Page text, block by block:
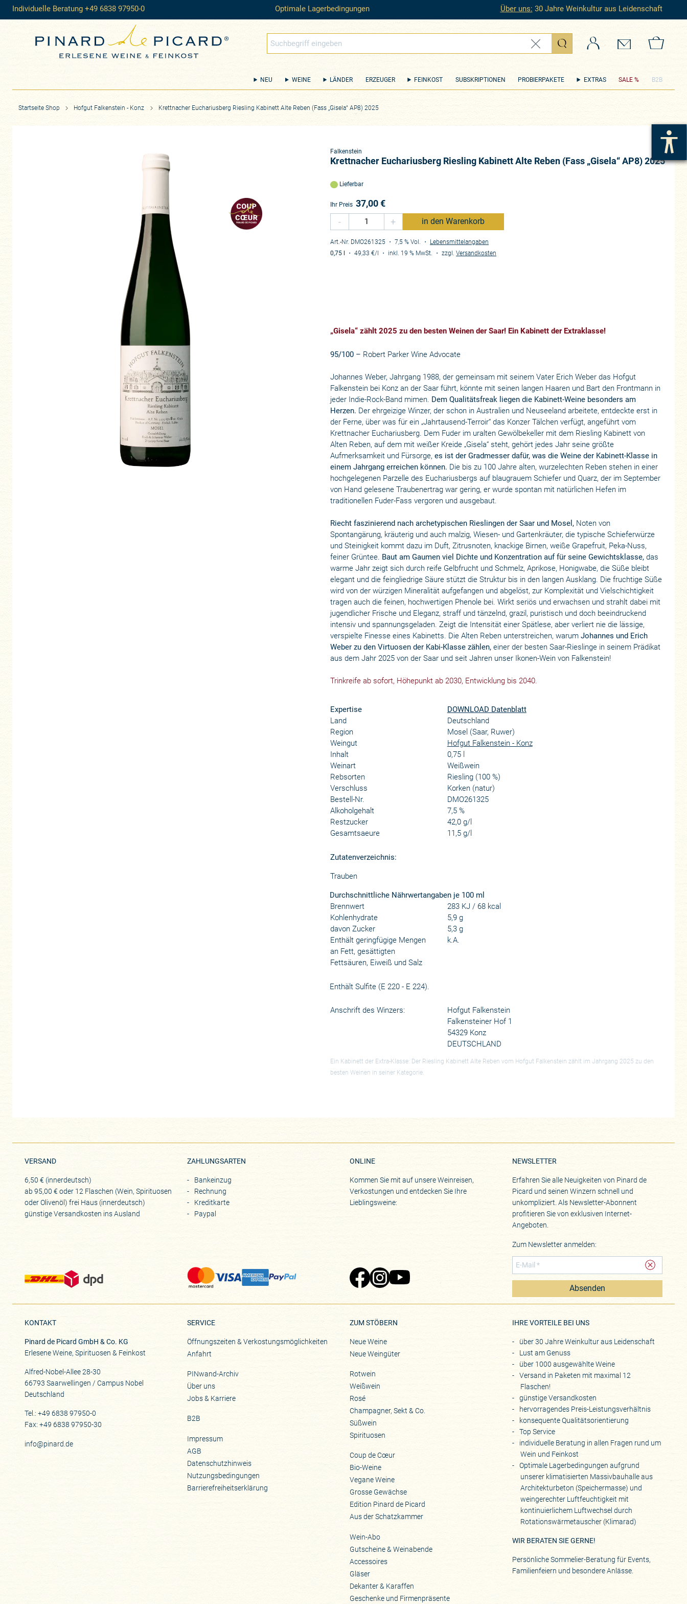
Individuelle Beratung +49 6838 97950-0 Optimale Lagerbedingungen Über uns: 30 Jahre Weinkultur aus Leidenschaft
Login Kontakt
NEU WEINE LÄNDER ERZEUGER FEINKOST SUBSKRIPTIONEN PROBIERPAKETE EXTRAS SALE % B2B
Startseite Shop Hofgut Falkenstein - Konz Krettnacher Euchariusberg Riesling Kabinett Alte Reben (Fass „Gisela“ AP8) 2025
Falkenstein
Krettnacher Euchariusberg Riesling Kabinett Alte Reben (Fass „Gisela“ AP8) 2025
Lieferbar
Ihr Preis 37,00€
-
+ in den Warenkorb
Art.-Nr. DMO261325 ・ 7,5 % Vol. ・ Lebensmittelangaben
0,75 l ・49,33 €/l ・ inkl. 19 % MwSt. ・zzgl.Versandkosten
„Gisela“ zählt 2025 zu den besten Weinen der Saar! Ein Kabinett der Extraklasse!
95/100 – Robert Parker Wine Advocate
Johannes Weber, Jahrgang 1988, der gemeinsam mit seinem Vater Erich Weber das Hofgut
Falkenstein bei Konz an der Saar führt, könnte mit seinen langen Haaren und Bart den Frontmann in
jeder Indie-Rock-Band mimen. Dem Qualitätsfreak liegen die Kabinett-Weine besonders am
Herzen. Der ehrgeizige Winzer, der schon in Australien und Neuseeland arbeitete, entdeckte erst in
der Ferne, über was für ein „Jahrtausend-Terroir“ das Konzer Tälchen verfügt, angeführt vom
Krettnacher Euchariusberg. Dem Fuder im uralten Gewölbekeller mit dem Riesling Kabinett von
Alten Reben, auf dem mit weißer Kreide „Gisela“ steht, gehört jedes Jahr seine größte
Aufmerksamkeit und Fürsorge,es ist der Gradmesser dafür, was die Weine der Kabinett-Klasse in
einem Jahrgang erreichen können. Die bis zu 100 Jahre alten, wurzelechten Reben stehen in einer
hochgelegenen Parzelle des Euchariusbergs auf blaugrauem Schiefer und Quarz, der im September
von Hand gelesene Traubenertrag war gering, er wurde spontan mit natürlichen Hefen im
traditionellen Fuder-Fass vergoren und ausgebaut.
Riecht faszinierend nach archetypischen Rieslingen der Saar und Mosel, Noten von
Spontangärung, kräuterig und auch malzig, Wiesen- und Gartenkräuter, die typische Schieferwürze
und Steinigkeit kommt dazu im Duft, Zitrusnoten, knackige Birnen, weiße Grapefruit, Peka-Nuss,
feiner Grüntee. Baut am Gaumen viel Dichte und Konzentration auf für seine Gewichtsklasse, das
warme Jahr zeigt sich durch reife Gelbfrucht und Schmelz, Aprikose, Honigwabe, die Süße bleibt
elegant und die feingliedrige Säure stützt die Struktur bis in den langen Ausklang. Die fruchtige Süße
wird von der würzigen Mineralität aufgefangen und abgelöst, zur Komplexität und Vielschichtigkeit
tragen auch die feinen, hochwertigen Phenole bei. Wirkt seriös und erwachsen und strahlt dabei mit
jugendlicher Frische und Eleganz, straff und tänzelnd, grazil, puristisch und doch beeindruckend
intensiv und spannungsgeladen. Zeigt die Intensität einer Spätlese, aber verliert nie die lässige,
verspielte Finesse eines Kabinetts. Die Alten Reben unterstreichen, warumJohannes und Erich
Weber zu den Virtuosen der Kabi-Klasse zählen, einer der besten Saar-Rieslinge in seinem Prädikat
aus dem Jahr 2025 von der Saar und seit Jahren unser Ikonen-Wein von Falkenstein!
Trinkreife ab sofort, Höhepunkt ab 2030, Entwicklung bis 2040.
Expertise
DOWNLOAD Datenblatt
Land
Deutschland
Region
Mosel (Saar, Ruwer)
Weingut
Hofgut Falkenstein - Konz
Inhalt
0,75 l
Weinart
Weißwein
Rebsorten
Riesling (100 %)
Verschluss
Korken (natur)
Bestell-Nr.
DMO261325
Alkoholgehalt
7,5 %
Restzucker
42,0 g/l
Gesamtsaeure
11,5 g/l
Zutatenverzeichnis:
Trauben
Durchschnittliche Nährwertangaben je 100 ml
Brennwert
283 KJ / 68 kcal
Kohlenhydrate
5,9 g
davon Zucker
5,3 g
Enthält geringfügige Mengen
an Fett, gesättigten
Fettsäuren, Eiweiß und Salz
k.A.
Enthält Sulfite (E 220 - E 224).
Anschrift des Winzers:
Hofgut Falkenstein
Falkensteiner Hof 1
54329 Konz
DEUTSCHLAND
Ein Kabinett der Extra-Klasse: Der Riesling Kabinett Alte Reben vom Hofgut Falkenstein zählt im Jahrgang 2025 zu den
besten Weinen in seiner Kategorie.
VERSAND
6,50 € (innerdeutsch)
ab 95,00 € oder 12 Flaschen (Wein, Spirituosen
oder Olivenöl) frei Haus (innerdeutsch)
günstige Versandkosten ins Ausland
ZAHLUNGSARTEN
Bankeinzug
Rechnung
Kreditkarte
Paypal
ONLINE
Kommen Sie mit auf unsere Weinreisen,
Verkostungen und entdecken Sie Ihre
Lieblingsweine:
NEWSLETTER
Erfahren Sie alle Neuigkeiten von Pinard de
Picard und seinen Winzern schnell und
unkompliziert. Als Newsletter-Abonnent
profitieren Sie von exklusiven Internet-
Angeboten.
Zum Newsletter anmelden:
Absenden
KONTAKT
Pinard de Picard GmbH & Co. KG
Erlesene Weine, Spirituosen & Feinkost
Alfred-Nobel-Allee 28-30
66793 Saarwellingen / Campus Nobel
Deutschland
Tel.: +49 6838 97950-0
Fax: +49 6838 97950-30
info@pinard.de
SERVICE
Öffnungszeiten & Verkostungsmöglichkeiten
Anfahrt
PINwand-Archiv
Über uns
Jobs & Karriere
B2B
Impressum
AGB
Datenschutzhinweis
Nutzungsbedingungen
Barrierefreiheitserklärung
ZUM STÖBERN
Neue Weine
Neue Weingüter
Rotwein
Weißwein
Rosé
Champagner, Sekt & Co.
Süßwein
Spirituosen
Coup de Cœur
Bio-Weine
Vegane Weine
Grosse Gewächse
Edition Pinard de Picard
Aus der Schatzkammer
Wein-Abo
Gutscheine & Weinabende
Accessoires
Gläser
Dekanter & Karaffen
Geschenke und Firmenpräsente
IHRE VORTEILE BEI UNS
über 30 Jahre Weinkultur aus Leidenschaft
Lust am Genuss
über 1000 ausgewählte Weine
Versand in Paketen mit maximal 12
Flaschen!
günstige Versandkosten
hervorragendes Preis-Leistungsverhältnis
konsequente Qualitätsorientierung
Top Service
individuelle Beratung in allen Fragen rund um
Wein und Feinkost
Optimale Lagerbedingungen aufgrund
unserer klimatisierten Massivbauhalle aus
Architekturbeton (Speichermasse) und
weingerechter Luftfeuchtigkeit mit
kontinuierlichem Luftwechsel durch
Rotationswärmetauscher (Klimarad)
WIR BERATEN SIE GERNE!
Persönliche Sommelier-Beratung für Events,
Familienfeiern und besondere Anlässe.